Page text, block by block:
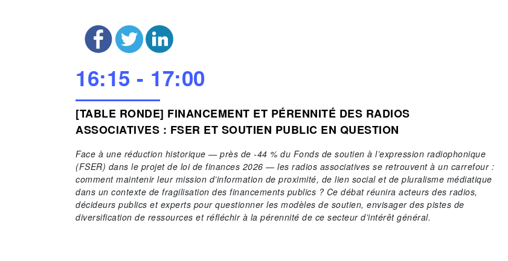
16:15 - 17:00
[TABLE RONDE] FINANCEMENT ET PÉRENNITÉ DES RADIOS
ASSOCIATIVES : FSER ET SOUTIEN PUBLIC EN QUESTION
Face à une réduction historique — près de -44 % du Fonds de soutien à l’expression radiophonique
(FSER) dans le projet de loi de finances 2026 — les radios associatives se retrouvent à un carrefour :
comment maintenir leur mission d’information de proximité, de lien social et de pluralisme médiatique
dans un contexte de fragilisation des financements publics ? Ce débat réunira acteurs des radios,
décideurs publics et experts pour questionner les modèles de soutien, envisager des pistes de
diversification de ressources et réfléchir à la pérennité de ce secteur d’intérêt général.